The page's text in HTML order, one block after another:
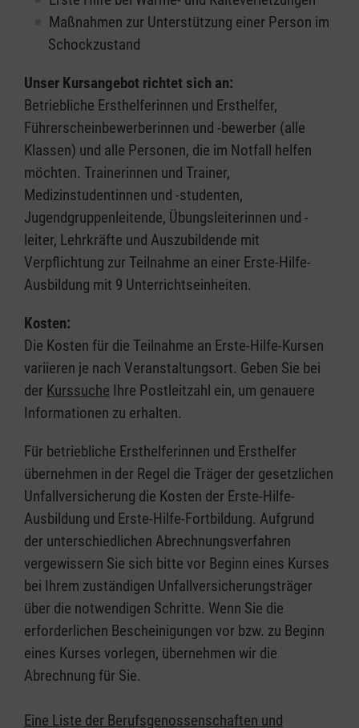
Maßnahmen zur Unterstützung einer Person im
Schockzustand
Unser Kursangebot richtet sich an:
Betriebliche Ersthelferinnen und Ersthelfer,
Führerscheinbewerberinnen und -bewerber (alle
Klassen) und alle Personen, die im Notfall helfen
möchten. Trainerinnen und Trainer,
Medizinstudentinnen und -studenten,
Jugendgruppenleitende, Übungsleiterinnen und -
leiter, Lehrkräfte und Auszubildende mit
Verpflichtung zur Teilnahme an einer Erste-Hilfe-
Ausbildung mit 9 Unterrichtseinheiten.
Kosten:
Die Kosten für die Teilnahme an Erste-Hilfe-Kursen
variieren je nach Veranstaltungsort. Geben Sie bei
der Kurssuche Ihre Postleitzahl ein, um genauere
Informationen zu erhalten.
Für betriebliche Ersthelferinnen und Ersthelfer
übernehmen in der Regel die Träger der gesetzlichen
Unfallversicherung die Kosten der Erste-Hilfe-
Ausbildung und Erste-Hilfe-Fortbildung. Aufgrund
der unterschiedlichen Abrechnungsverfahren
vergewissern Sie sich bitte vor Beginn eines Kurses
bei Ihrem zuständigen Unfallversicherungsträger
über die notwendigen Schritte. Wenn Sie die
erforderlichen Bescheinigungen vor bzw. zu Beginn
eines Kurses vorlegen, übernehmen wir die
Abrechnung für Sie.
Eine Liste der Berufsgenossenschaften und